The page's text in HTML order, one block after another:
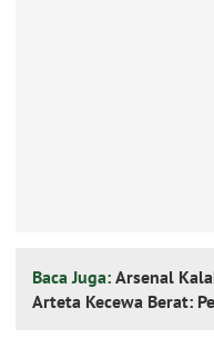
Baca Juga: Arsenal
Arteta Kecewa Berat: